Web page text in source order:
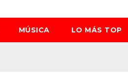
MÚSICA LO MÁS TOP